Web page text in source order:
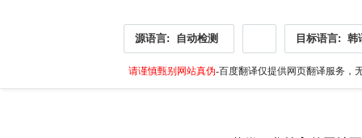
源语言: 自动检测 目标语言: 韩
请谨慎甄别网站真伪-百度翻译仅提供网页翻译服务，